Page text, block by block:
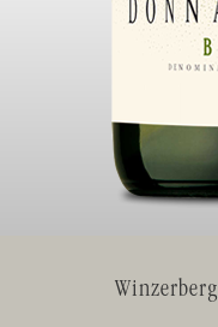
Winzerberg